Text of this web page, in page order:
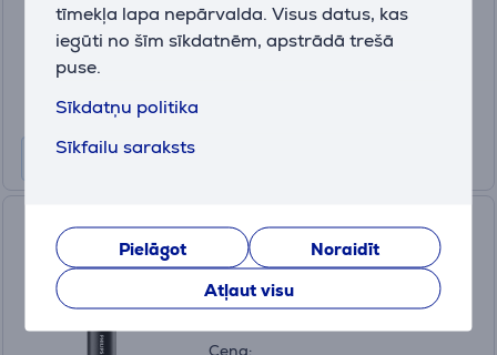
tīmekļa lapa nepārvalda. Visus datus, kas
iegūti no šīm sīkdatnēm, apstrādā trešā
puse.
Sīkdatņu politika
Sīkfailu saraksts
Pielāgot
Noraidīt
Atļaut visu
Cena:
29
Philips Torch, melna - Lukturis
SFL7005R/10
Ir noliktavā
Cena: